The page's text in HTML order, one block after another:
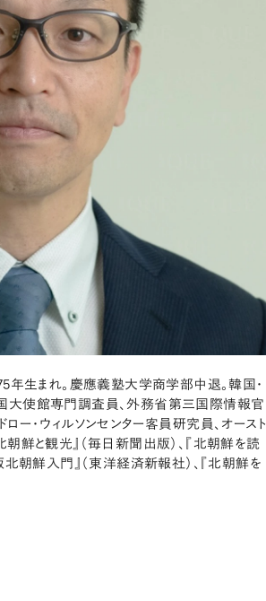
生まれ。慶應義塾大学商学部中退。韓国・
大使館専門調査員、外務省第三国際情報官
ー・ウィルソンセンター客員研究員、オースト
鮮と観光』（毎日新聞出版）、『北朝鮮を読
朝鮮入門』（東洋経済新報社）、『北朝鮮を